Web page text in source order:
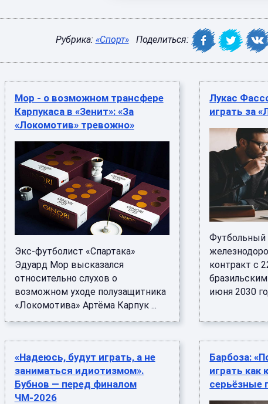
Рубрика: «Спорт» Поделиться:
Мор - о возможном трансфере
Карпукаса в «Зенит»: «За
«Локомотив» тревожно»
Экс-футболист «Спартака»
Эдуард Мор высказался
относительно слухов о
возможном уходе полузащитника
«Локомотива» Артёма Карпук ...
Лукас
играть за
Футбольный
контракт с
июня 2030
«Надеюсь, будут играть, а не
заниматься идиотизмом».
Бубнов — перед финалом
ЧМ-2026
Барбоза:
играть как
серьёзные